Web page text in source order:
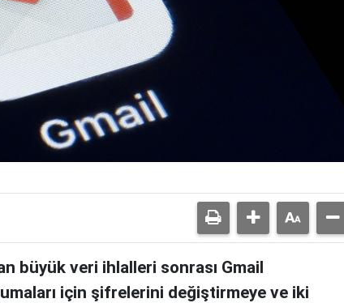
büyük veri ihlalleri sonrası Gmail
için şifrelerini değiştirmeye ve iki